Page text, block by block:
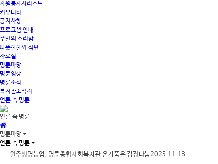
자원봉사자리스트
커뮤니티
공지사항
프로그램 안내
주민의 소리함
따뜻한한끼 식단
자료실
명륜마당
명륜영상
명륜소식
복지관소식지
언론 속 명륜
언론 속 명륜
명륜마당
언론 속 명륜
원주생명농업, 명륜종합사회복지관 온기품은 김장나눔2025.11.18